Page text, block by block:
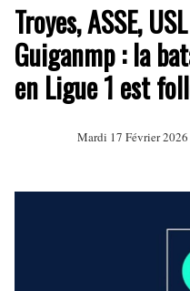
Troyes, ASSE,
Guiganmp : la
en Ligue 1 est
Mardi 17 Février